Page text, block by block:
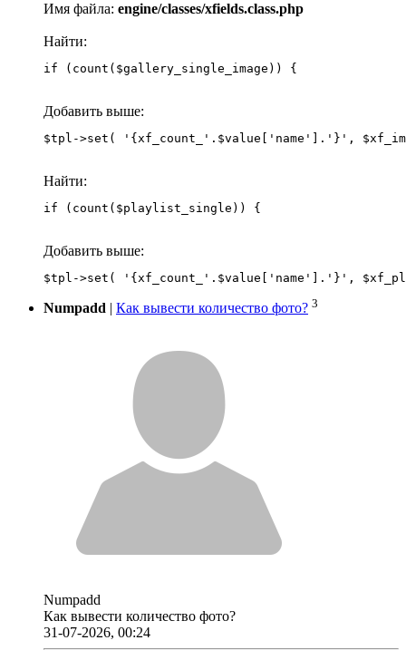
Имя файла: engine/classes/xfields.class.php
Найти:
if (count($gallery_single_image)) {
Добавить выше:
Найти:
if (count($playlist_single)) {
Добавить выше:
Numpadd | Как вывести количество фото? 3
Numpadd
Как вывести количество фото?
31-07-2026, 00:24